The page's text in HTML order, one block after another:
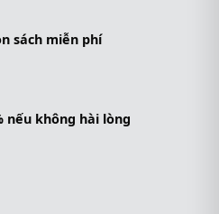
sách miễn phí
nếu không hài lòng